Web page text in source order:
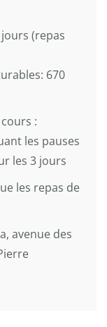
(repas
670
:
les pauses
les 3 jours
les repas de
avenue des